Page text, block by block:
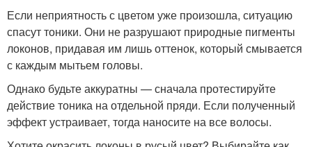
Если неприятность с цветом уже произошла, ситуацию
спасут тоники. Они не разрушают природные пигменты
локонов, придавая им лишь оттенок, который смывается
с каждым мытьем головы.
Однако будьте аккуратны — сначала протестируйте
действие тоника на отдельной пряди. Если полученный
эффект устраивает, тогда наносите на все волосы.